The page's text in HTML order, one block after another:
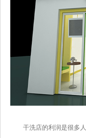
干洗店的利润是很多人